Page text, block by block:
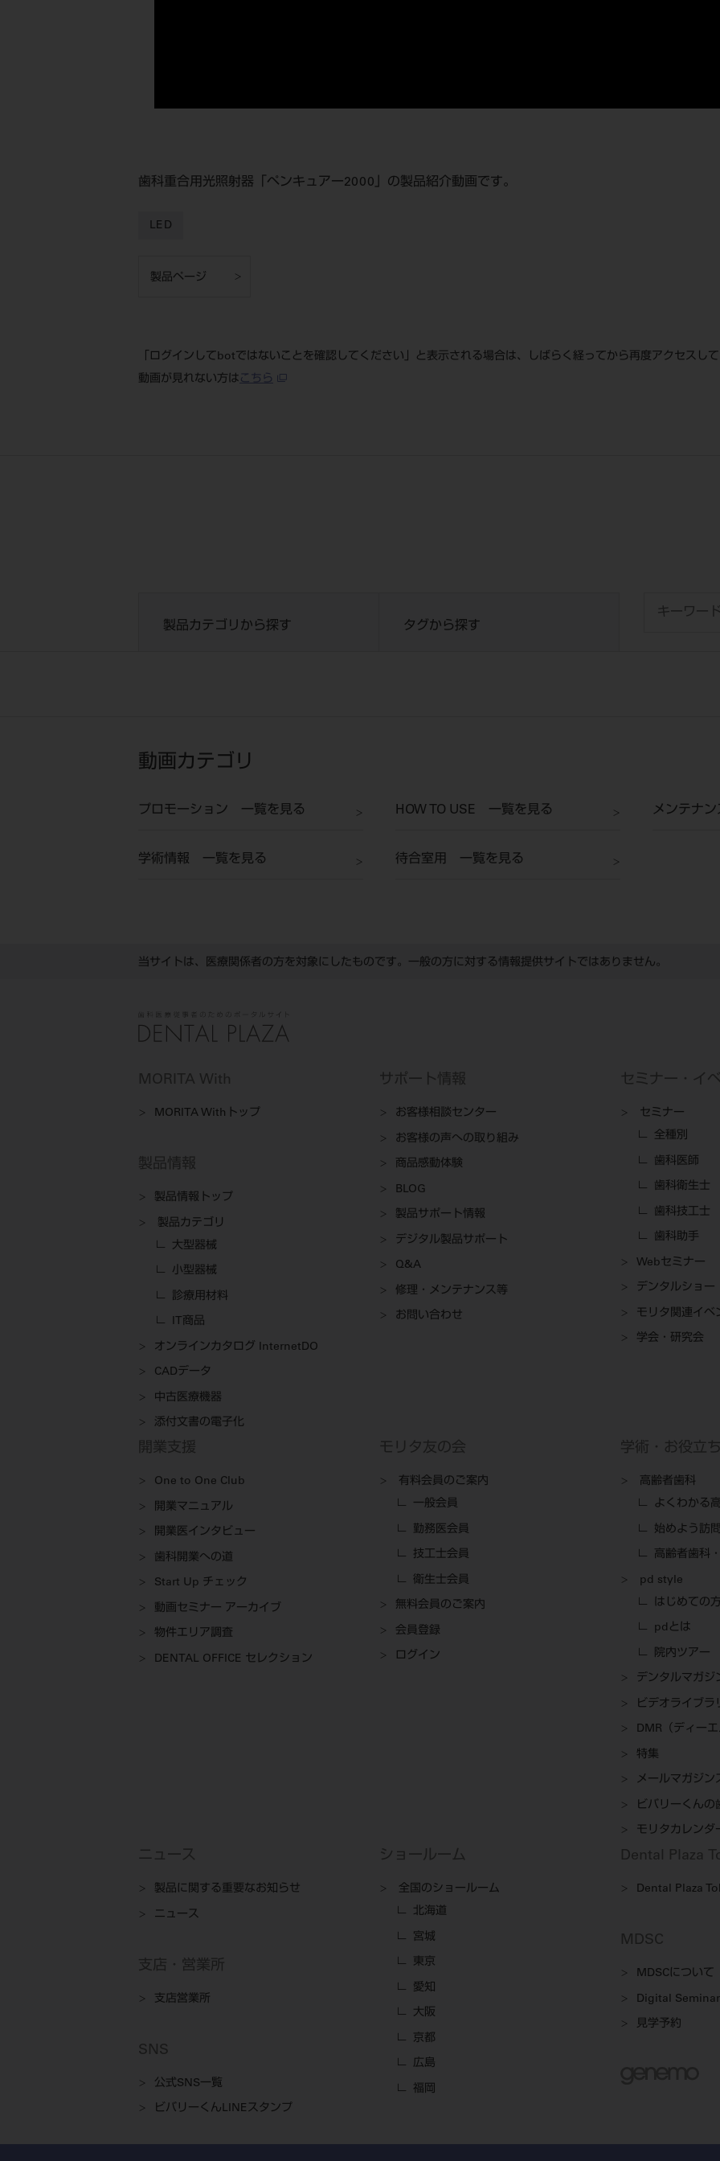
歯科重合用光照射器「ペンキュアー2000」の製品紹介動画です。
LED
製品ページ
「ログインしてbotではないことを確認してください」と表示される場合は、しばらく経ってから再度アクセスして
動画が見れない方は こちら
製品カテゴリから探す タグから探す
動画カテゴリ
プロモーション 一覧を見る HOW TO USE 一覧を見る メンテナ
学術情報 一覧を見る 待合室用 一覧を見る
当サイトは、医療関係者の方を対象にしたものです。一般の方に対する情報提供サイトではありません。
MORITA With
MORITA Withトップ
製品情報
製品情報トップ
製品カテゴリ
大型器械
小型器械
診療用材料
IT商品
オンラインカタログ InternetDO
CADデータ
中古医療機器
添付文書の電子化
サポート情報
お客様相談センター
お客様の声への取り組み
商品感動体験
BLOG
製品サポート情報
デジタル製品サポート
Q&A
修理・メンテナンス等
お問い合わせ
セミナー・イ
セミナー
全種別
歯科医師
歯科衛生士
歯科技工士
歯科助手
Webセミナー
デンタルショー
モリタ関連イベ
学会・研究会
開業支援
One to One Club
開業マニュアル
開業医インタビュー
歯科開業への道
Start Up チェック
動画セミナー アーカイブ
物件エリア調査
DENTAL OFFICE セレクション
モリタ友の会
有料会員のご案内
一般会員
勤務医会員
技工士会員
衛生士会員
無料会員のご案内
会員登録
ログイン
学術・お役立
高齢者歯科
よくわかる
始めよう訪
高齢者歯科
pd style
はじめての
pdとは
院内ツアー
デンタルマガジ
ビデオライブラ
DMR（ディーエ
特集
メールマガジン
ビバリーくん
モリタカレンダ
ニュース
製品に関する重要なお知らせ
ニュース
支店・営業所
支店営業所
SNS
公式SNS一覧
ビバリーくんLINEスタンプ
ショールーム
全国のショールーム
北海道
宮城
東京
愛知
大阪
京都
広島
福岡
Dental Plaza
Dental Plaza
MDSC
MDSCについて
Digital Seminar
見学予約